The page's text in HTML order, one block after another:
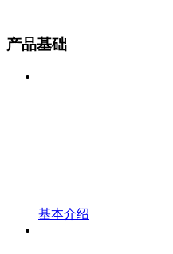
产品基础
基本介绍